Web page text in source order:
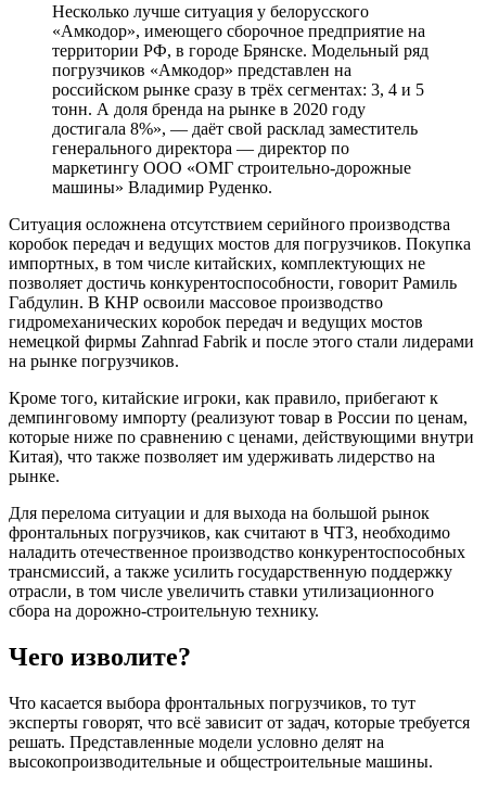
Несколько лучше ситуация у белорусского
«Амкодор», имеющего сборочное предприятие на
территории РФ, в городе Брянске. Модельный ряд
погрузчиков «Амкодор» представлен на
российском рынке сразу в трёх сегментах: 3, 4 и 5
тонн. А доля бренда на рынке в 2020 году
достигала 8%», — даёт свой расклад заместитель
генерального директора — директор по
маркетингу ООО «ОМГ строительно-дорожные
машины» Владимир Руденко.
Ситуация осложнена отсутствием серийного производства
коробок передач и ведущих мостов для погрузчиков. Покупка
импортных, в том числе китайских, комплектующих не
позволяет достичь конкурентоспособности, говорит Рамиль
Габдулин. В КНР освоили массовое производство
гидромеханических коробок передач и ведущих мостов
немецкой фирмы Zahnrad Fabrik и после этого стали лидерами
на рынке погрузчиков.
Кроме того, китайские игроки, как правило, прибегают к
демпинговому импорту (реализуют товар в России по ценам,
которые ниже по сравнению с ценами, действующими внутри
Китая), что также позволяет им удерживать лидерство на
рынке.
Для перелома ситуации и для выхода на большой рынок
фронтальных погрузчиков, как считают в ЧТЗ, необходимо
наладить отечественное производство конкурентоспособных
трансмиссий, а также усилить государственную поддержку
отрасли, в том числе увеличить ставки утилизационного
сбора на дорожно-строительную технику.
Чего изволите?
Что касается выбора фронтальных погрузчиков, то тут
эксперты говорят, что всё зависит от задач, которые требуется
решать. Представленные модели условно делят на
высокопроизводительные и общестроительные машины.